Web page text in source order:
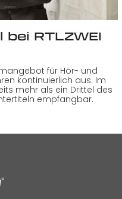
RTLZWEI
für Hör- und
kontinuierlich aus. Im
mehr als ein Drittel des
empfangbar.